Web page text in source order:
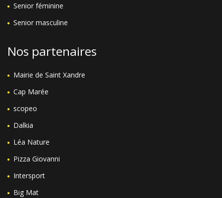
Senior féminine
Senior masculine
Nos partenaires
Mairie de Saint Xandre
Cap Marée
scopeo
Dalkia
Léa Nature
Pizza Giovanni
Intersport
Big Mat